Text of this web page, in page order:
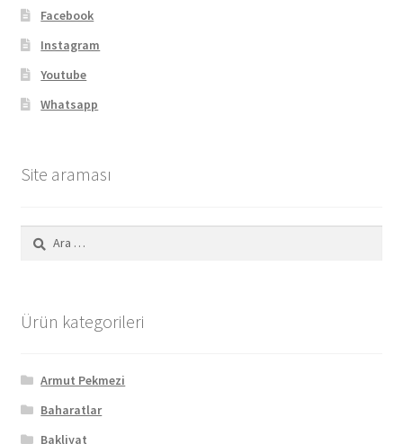
Facebook
Instagram
Youtube
Whatsapp
Site araması
Ürün kategorileri
Armut Pekmezi
Baharatlar
Bakliyat